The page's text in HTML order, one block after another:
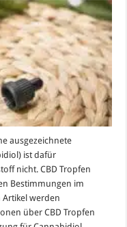
ausgezeichnete
ist dafür
nicht. CBD Tropfen
Bestimmungen im
werden
über CBD Tropfen